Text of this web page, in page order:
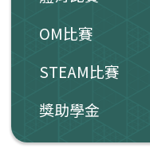
OM比賽
STEAM比賽
獎助學金